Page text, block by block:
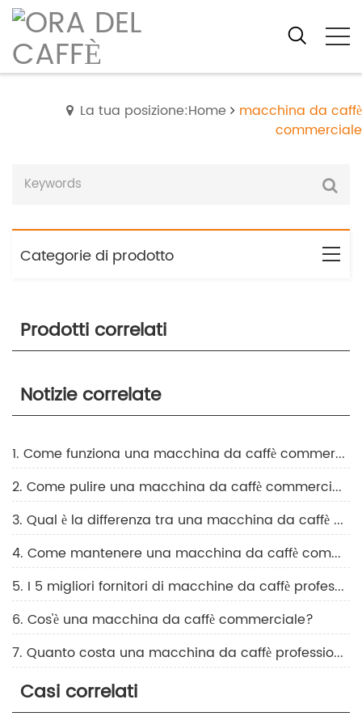
La tua posizione:Home
macchina da caffè
commerciale
Categorie di prodotto
Prodotti correlati
Notizie correlate
1. Come funziona una macchina da caffè commerciale
2. Come pulire una macchina da caffè commerciale
3. Qual è la differenza tra una macchina da caffè domestica e una commerciale?
4. Come mantenere una macchina da caffè commerciale
5. I 5 migliori fornitori di macchine da caffè professionali nel 2026
6. Cos'è una macchina da caffè commerciale?
7. Quanto costa una macchina da caffè professionale?
Casi correlati